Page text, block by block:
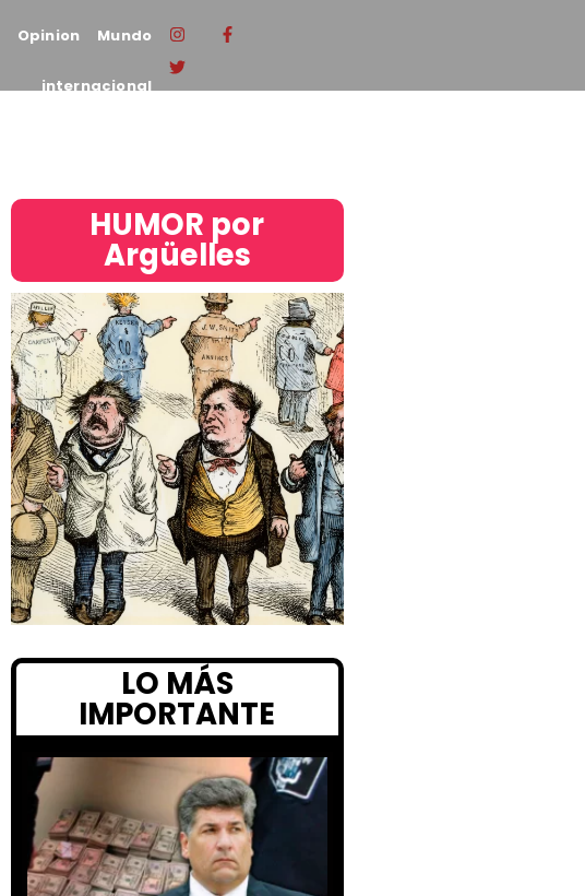
Opinion Mundo
internacional
HUMOR por
Argüelles​
LO MÁS
IMPORTANTE